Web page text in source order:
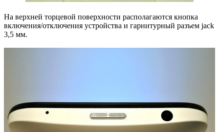
На верхней торцевой поверхности располагаются кнопка
включения/отключения устройства и гарнитурный разъем jack
3,5 мм.